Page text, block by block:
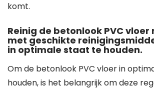
komt.
Reinig de betonlook PVC
met geschikte
in optimale staat te houden.
Om de betonlook PVC vloer in
houden, is het belangrijk om deze